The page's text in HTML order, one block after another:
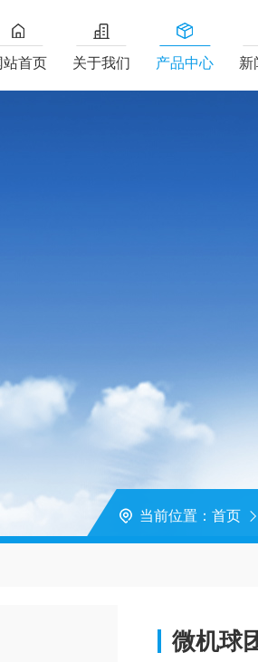
站首页 关于我们 产品中心 新
当前位置： 首页
微机球